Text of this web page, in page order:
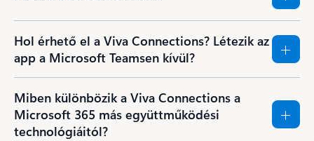
Hol érhető el a Viva Connections? Létezik az
app a Microsoft Teamsen kívül?
Miben különbözik a Viva Connections a
Microsoft 365 más együttműködési
technológiáitól?